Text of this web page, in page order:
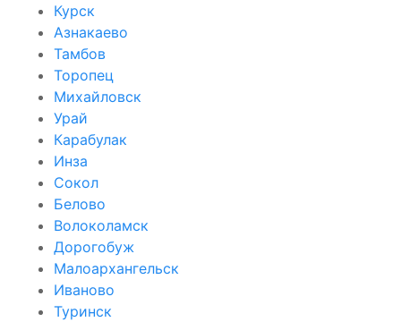
Курск
Азнакаево
Тамбов
Торопец
Михайловск
Урай
Карабулак
Инза
Сокол
Белово
Волоколамск
Дорогобуж
Малоархангельск
Иваново
Туринск